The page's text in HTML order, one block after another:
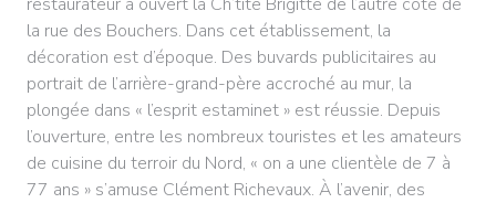
la rue des Bouchers. Dans cet établissement, la
décoration est d’époque. Des buvards publicitaires au
portrait de l’arrière-grand-père accroché au mur, la
plongée dans « l’esprit estaminet » est réussie. Depuis
l’ouverture, entre les nombreux touristes et les amateurs
de cuisine du terroir du Nord, « on a une clientèle de 7 à
77 ans » s’amuse Clément Richevaux. À l’avenir, des